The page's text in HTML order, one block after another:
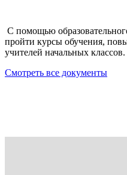
С помощью
пройти курсы обучения,
учителей начальных классов.
Смотреть все документы